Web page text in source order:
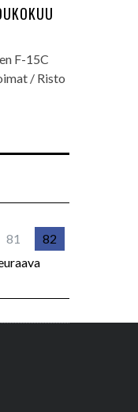
F-15C
/ Risto
81
82